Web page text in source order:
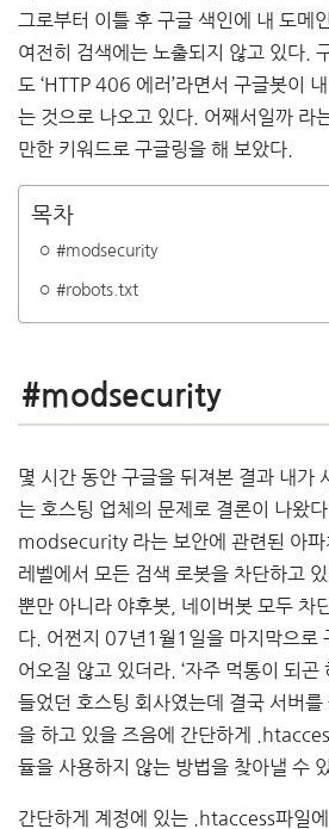
그로부터 이틀 후 구글 색인에 내 도메
여전히 검색에는 노출되지 않고 있다.
도 ‘HTTP 406 에러’라면서 구글봇이
는 것으로 나오고 있다. 어째서일까 라
만한 키워드로 구글링을 해 보았다.
목차
#modsecurity
#robots.txt
#modsecurity
몇 시간 동안 구글을 뒤져본 결과 내가
는 호스팅 업체의 문제로 결론이 나왔
modsecurity 라는 보안에 관련된 아파
레벨에서 모든 검색 로봇을 차단하고
뿐만 아니라 야후봇, 네이버봇 모두 차
다. 어쩐지 07년1월1일을 마지막으로
어오질 않고 있더라. ‘자주 먹통이 되곤
들었던 호스팅 회사였는데 결국 서버를
을 하고 있을 즈음에 간단하게
듈을 사용하지 않는 방법을 찾아낼 수
간단하게 계정에 있는 .htaccess파일